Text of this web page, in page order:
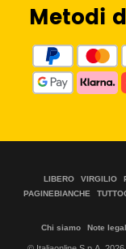
Metodi
LIBERO VIRGILIO
PAGINEBIANCHE
Chi siamo Note